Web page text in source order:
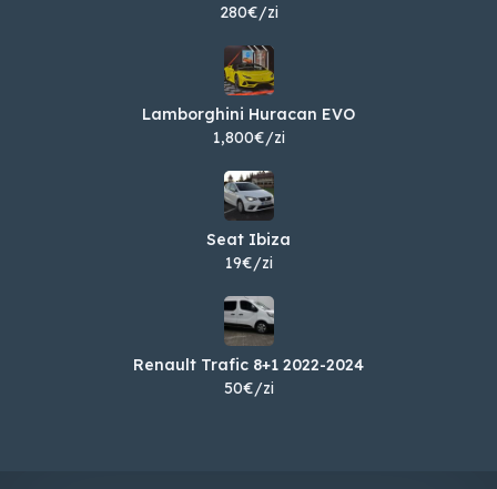
280€/zi
Lamborghini Huracan EVO
1,800€/zi
Seat Ibiza
19€/zi
Renault Trafic 8+1 2022-2024
50€/zi